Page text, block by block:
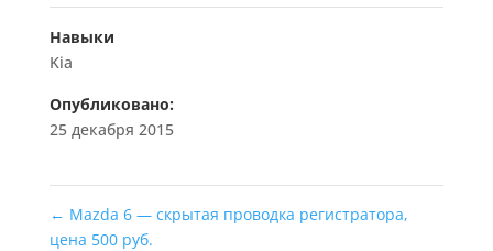
Навыки
Kia
Опубликовано:
25 декабря 2015
← Mazda 6 — скрытая проводка регистратора,
цена 500 руб.